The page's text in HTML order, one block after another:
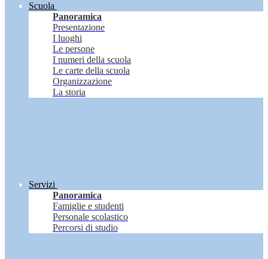
Scuola
Panoramica
Presentazione
I luoghi
Le persone
I numeri della scuola
Le carte della scuola
Organizzazione
La storia
Servizi
Panoramica
Famiglie e studenti
Personale scolastico
Percorsi di studio